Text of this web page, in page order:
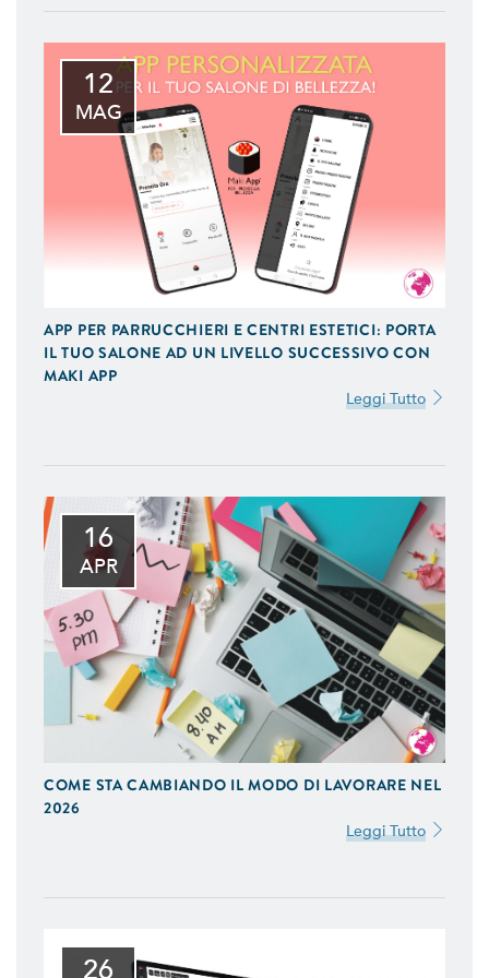
12
MAG
APP PER PARRUCCHIERI E CENTRI ESTETICI: PORTA
IL TUO SALONE AD UN LIVELLO SUCCESSIVO CON
MAKI APP
Leggi Tutto
16
APR
COME STA CAMBIANDO IL MODO DI LAVORARE NEL
2026
Leggi Tutto